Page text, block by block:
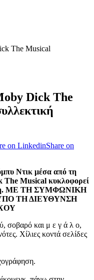
The Musical
Dick The
on LinkedinShare on
Ντικ μέσα από τη
The Musical κυκλοφορεί
ΜΕ ΤΗ ΣΥΜΦΩΝΙΚΗ
ΤΗ ΔΙΕΥΘΥΝΣΗ
σοβαρό και μ ε γ ά λ ο,
Χίλιες κοντά σελίδες